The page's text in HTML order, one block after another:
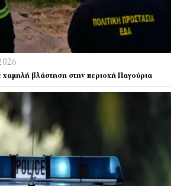
χαμηλή βλάστηση στην περιοχή Παγούρια